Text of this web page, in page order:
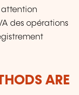
attention
des opérations
ARE